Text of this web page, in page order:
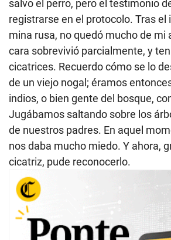
salvo el perro, pero el testimonio
registrarse en el protocolo. Tras el
mina rusa, no quedó mucho de mi
cara sobrevivió parcialmente, y
cicatrices. Recuerdo cómo se lo
de un viejo nogal; éramos
indios, o bien gente del bosque,
Jugábamos saltando sobre los
de nuestros padres. En aquel
nos daba mucho miedo. Y ahora,
cicatriz, pude reconocerlo.